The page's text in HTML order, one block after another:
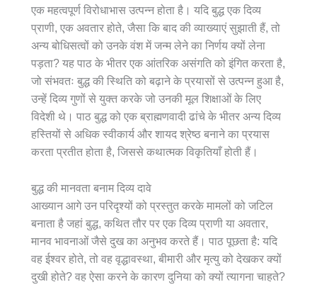
एक महत्वपूर्ण विरोधाभास उत्पन्न होता है। यदि बुद्ध एक दिव्य
प्राणी, एक अवतार होते, जैसा कि बाद की व्याख्याएं सुझाती हैं, तो
अन्य बोधिसत्वों को उनके वंश में जन्म लेने का निर्णय क्यों लेना
पड़ता? यह पाठ के भीतर एक आंतरिक असंगति को इंगित करता है,
जो संभवतः बुद्ध की स्थिति को बढ़ाने के प्रयासों से उत्पन्न हुआ है,
उन्हें दिव्य गुणों से युक्त करके जो उनकी मूल शिक्षाओं के लिए
विदेशी थे। पाठ बुद्ध को एक ब्राह्मणवादी ढांचे के भीतर अन्य दिव्य
हस्तियों से अधिक स्वीकार्य और शायद श्रेष्ठ बनाने का प्रयास
करता प्रतीत होता है, जिससे कथात्मक विकृतियाँ होती हैं।
बुद्ध की मानवता बनाम दिव्य दावे
आख्यान आगे उन परिदृश्यों को प्रस्तुत करके मामलों को जटिल
बनाता है जहां बुद्ध, कथित तौर पर एक दिव्य प्राणी या अवतार,
मानव भावनाओं जैसे दुख का अनुभव करते हैं। पाठ पूछता है: यदि
वह ईश्वर होते, तो वह वृद्धावस्था, बीमारी और मृत्यु को देखकर क्यों
दुखी होते? वह ऐसा करने के कारण दुनिया को क्यों त्यागना चाहते?